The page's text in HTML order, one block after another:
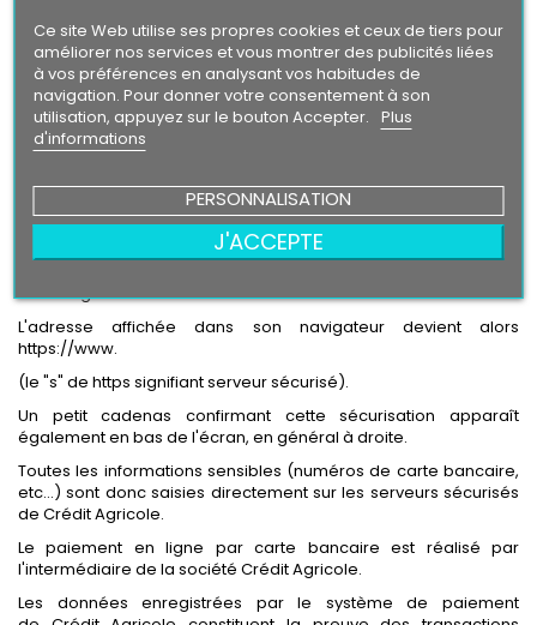
Sécurité des transactions
Le paiement par carte de crédit est assuré par Crédit Agricole,
reconnu pour sa fiabilité en matière de transactions sur Internet.
La transaction qui se fait entre l'Acheteur et Crédit Agricole est
cryptée (SSL).
Comment fonctionne la sécurité des paiements sur le Site ?
Lorsque l'Acheteur s'apprête à payer son achat, il est alors
Crédit Agricole.
L'adresse affichée dans son navigateur devient alors
https://www.
(le "s" de https signifiant serveur sécurisé).
Un petit cadenas confirmant cette sécurisation apparaît
également en bas de l'écran, en général à droite.
Toutes les informations sensibles (numéros de carte bancaire,
etc...) sont donc saisies directement sur les serveurs sécurisés
de Crédit Agricole.
Le paiement en ligne par carte bancaire est réalisé par
l'intermédiaire de la société Crédit Agricole.
Les données enregistrées par le système de paiement
Ce site Web utilise ses propres cookies et ceux de tiers pour
améliorer nos services et vous montrer des publicités liées
à vos préférences en analysant vos habitudes de
navigation. Pour donner votre consentement à son
utilisation, appuyez sur le bouton Accepter. Plus
d'informations
PERSONNALISATION
J'ACCEPTE